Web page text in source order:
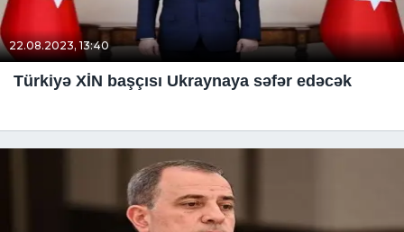
22.08.2023, 13:40
Türkiyə XİN başçısı Ukraynaya səfər edəcək